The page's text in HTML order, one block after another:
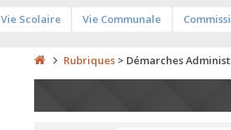
Vie Scolaire Vie Communale
Rubriques> Démarches